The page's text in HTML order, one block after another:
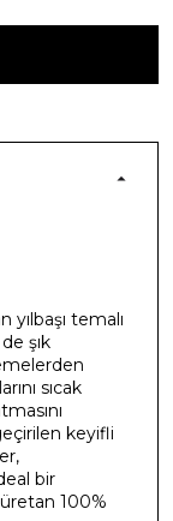
temalı
şık
sıcak
keyifli
bir
100%